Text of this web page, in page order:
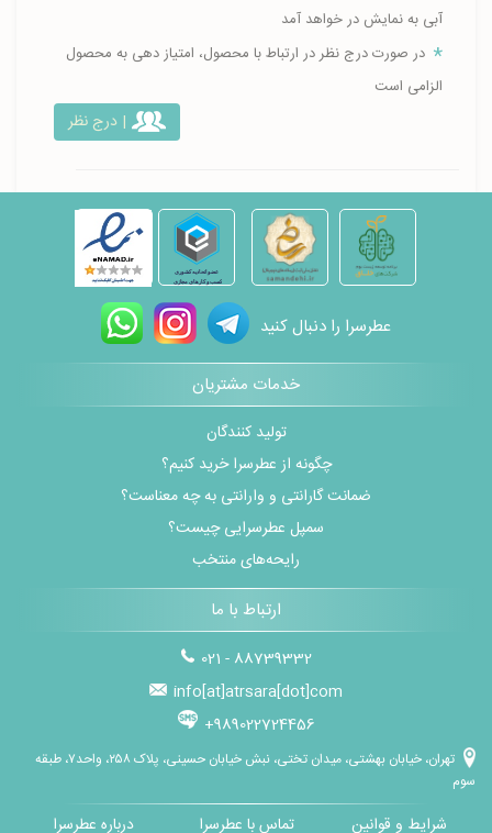
آبی به نمایش در خواهد آمد
در صورت درج نظر در ارتباط با محصول، امتیاز دهی به محصول
الزامی است
| درج نظر
عطرسرا را دنبال کنید
خدمات مشتریان
تولید کنندگان
چگونه از عطرسرا خرید کنیم؟
ضمانت گارانتی و وارانتی به چه معناست؟
سمپل عطرسرایی چیست؟
رایحه‌های منتخب
ارتباط با ما
021 - 88739332
info[at]atrsara[dot]com
+989022724456
تهران، خیابان بهشتی، میدان تختی، نبش خیابان حسینی، پلاک ۲۵۸، واحد۷، طبقه
سوم
شرایط و قوانین تماس با عطرسرا درباره عطرسرا